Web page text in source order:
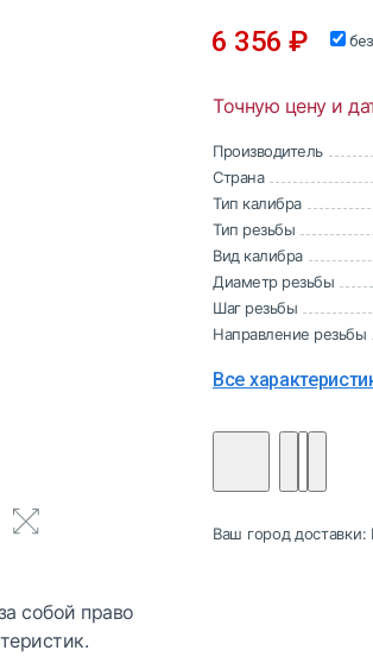
собой право
6 356 ₽
Точную цену и
Производитель
Страна
Тип калибра
Тип резьбы
Вид калибра
Диаметр резьбы
Шаг резьбы
Направление резьбы
Все
Ваш город доставки: